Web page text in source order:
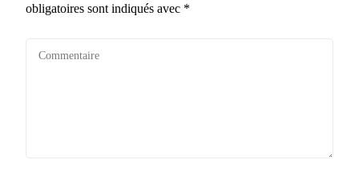
obligatoires sont indiqués avec *